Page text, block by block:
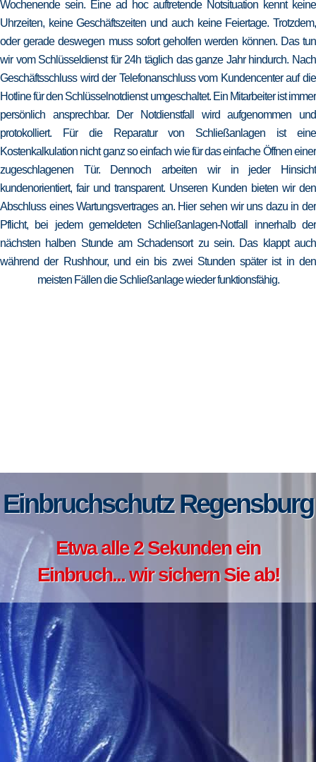
Wochenende sein. Eine ad hoc auftretende Notsituation kennt keine
Uhrzeiten, keine Geschäftszeiten und auch keine Feiertage. Trotzdem,
oder gerade deswegen muss sofort geholfen werden können. Das tun
wir vom Schlüsseldienst für 24h täglich das ganze Jahr hindurch. Nach
Geschäftsschluss wird der Telefonanschluss vom Kundencenter auf die
Hotline für den Schlüsselnotdienst umgeschaltet. Ein Mitarbeiter ist immer
persönlich ansprechbar. Der Notdienstfall wird aufgenommen und
protokolliert. Für die Reparatur von Schließanlagen ist eine
Kostenkalkulation nicht ganz so einfach wie für das einfache Öffnen einer
zugeschlagenen Tür. Dennoch arbeiten wir in jeder Hinsicht
kundenorientiert, fair und transparent. Unseren Kunden bieten wir den
Abschluss eines Wartungsvertrages an. Hier sehen wir uns dazu in der
Pflicht, bei jedem gemeldeten Schließanlagen-Notfall innerhalb der
nächsten halben Stunde am Schadensort zu sein. Das klappt auch
während der Rushhour, und ein bis zwei Stunden später ist in den
meisten Fällen die Schließanlage wieder funktionsfähig.
Einbruchschutz Regensburg
Etwa alle 2 Sekunden ein
Einbruch... wir sichern Sie ab!